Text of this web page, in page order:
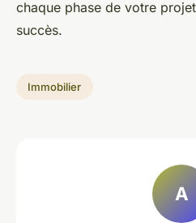
chaque phase de votre
succès.
Immobilier
A